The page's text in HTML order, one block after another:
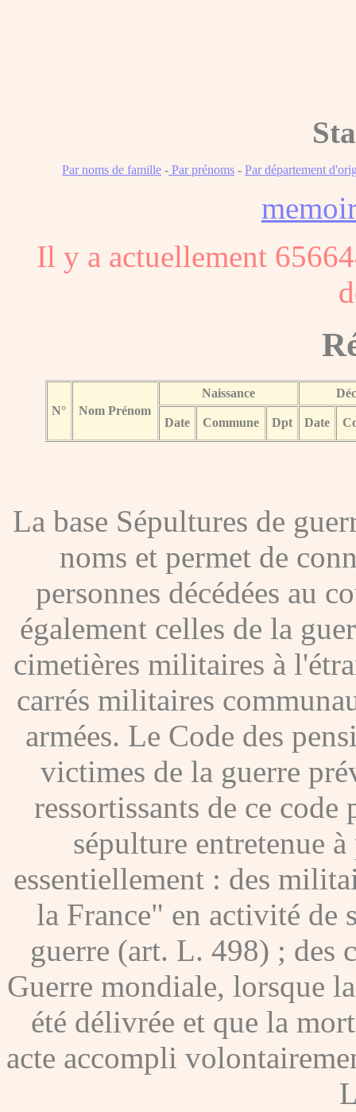
Par noms de famille - Par prénoms - Par département
Il y a actuellement
N° Nom Prénom
Naissance
Date Commune Dpt Date
La base Sépultures de
noms et permet de
personnes décédées au
également celles de la
cimetières militaires à
carrés militaires
armées. Le Code des
victimes de la guerre
ressortissants de ce code
sépulture entretenue
essentiellement : des
la France" en activité de
guerre (art. L. 498) ; des
Guerre mondiale, lorsque
été délivrée et que la
acte accompli